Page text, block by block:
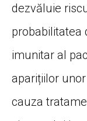
dezvăluie
probabilitatea
imunitar al
aparițiilor
cauza